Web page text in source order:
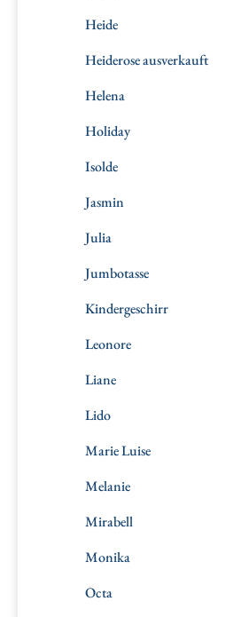
Heide
Heiderose ausverkauft
Helena
Holiday
Isolde
Jasmin
Julia
Jumbotasse
Kindergeschirr
Leonore
Liane
Lido
Marie Luise
Melanie
Mirabell
Monika
Octa